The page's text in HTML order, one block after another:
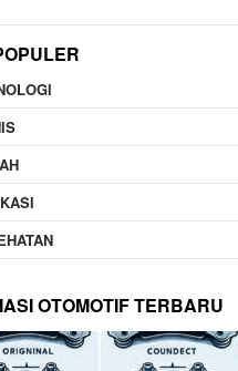
OTOMOTIF TERBARU